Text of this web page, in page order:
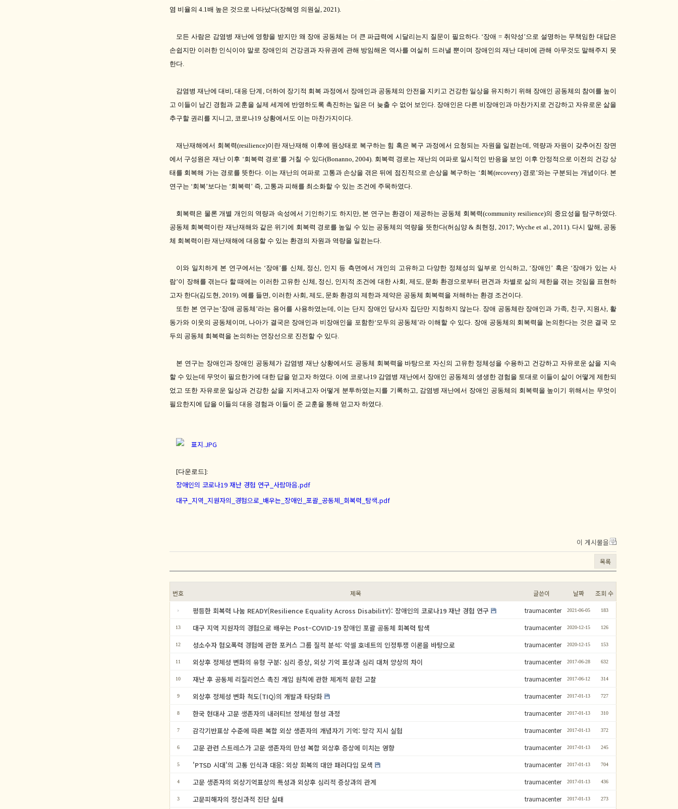
염 비율의 4.1배 높은 것으로 나타났다(장혜영 의원실, 2021).
모든 사람은 감염병 재난에 영향을 받지만 왜 장애 공동체는 더 큰 파급력에 시달리는지 질문이 필요하다. ‘장애= 취약성 ’으로 설명하는 무책임한 대답은
손쉽지만 이러한 인식이야 말로 장애인의 건강권과 자유권에 관해 방임해온 역사를 여실히 드러낼 뿐이며 장애인의 재난 대비에 관해 아무것도 말해주지 못
한다.
감염병 재난에 대비,대응 단계 , 더하여 장기적 회복 과정에서 장애인과 공동체의 안전을 지키고 건강한 일상을 유지하기 위해 장애인 공동체의 참여를 높이
고 이들이 남긴 경험과 교훈을 실제 세계에 반영하도록 촉진하는 일은 더 늦출 수 없어 보인다. 장애인은 다른 비장애인과 마찬가지로 건강하고 자유로운 삶을
추구할 권리를 지니고, 코로나19 상황에서도 이는 마찬가지이다.
재난재해에서 회복력(resilience)이란 재난재해 이후에 원상태로 복구하는 힘 혹은 복구 과정에서 요청되는 자원을 일컫는데, 역량과 자원이 갖추어진 장면
에서 구성원은 재난 이후 ‘회복력 경로’를 거칠 수 있다(Bonanno, 2004). 회복력 경로는 재난의 여파로 일시적인 반응을 보인 이후 안정적으로 이전의 건강 상
태를 회복해 가는 경로를 뜻한다. 이는 재난의 여파로 고통과 손상을 겪은 뒤에 점진적으로 손상을 복구하는 ‘회복(recovery) 경로’와는 구분되는 개념이다. 본
연구는 ‘회복’보다는 ‘회복력 ’ 즉, 고통과 피해를 최소화할 수 있는 조건에 주목하였다.
회복력은 물론 개별 개인의 역량과 속성에서 기인하기도 하지만, 본 연구는 환경이 제공하는 공동체 회복력(community resilience)의 중요성을 탐구하였다.
공동체 회복력이란 재난재해와 같은 위기에 회복력 경로를 높일 수 있는 공동체의 역량을 뜻한다(허심양& 최현정, 2017; Wyche et al., 2011). 다시 말해, 공동
체 회복력이란 재난재해에 대응할 수 있는 환경의 자원과 역량을 일컫는다.
이와 일치하게 본 연구에서는 ‘장애 ’를 신체, 정신, 인지 등 측면에서 개인의 고유하고 다양한 정체성의 일부로 인식하고, ‘장애인 ’ 혹은 ‘장애가 있는 사
람’이 장해를 겪는다 할 때에는 이러한 고유한 신체, 정신, 인지적 조건에 대한 사회, 제도, 문화 환경으로부터 편견과 차별로 삶의 제한을 겪는 것임을 표현하
고자 한다(김도현, 2019). 예를 들면, 이러한 사회, 제도, 문화 환경의 제한과 제약은 공동체 회복력을 저해하는 환경 조건이다.
또한 본 연구는‘장애 공동체 ’라는 용어를 사용하였는데, 이는 단지 장애인 당사자 집단만 지칭하지 않는다. 장애 공동체란 장애인과 가족, 친구, 지원사, 활
동가와 이웃의 공동체이며, 나아가 결국은 장애인과 비장애인을 포함한‘모두의 공동체 ’라 이해할 수 있다. 장애 공동체의 회복력을 논의한다는 것은 결국 모
두의 공동체 회복력을 논의하는 연장선으로 진전할 수 있다.
본 연구는 장애인과 장애인 공동체가 감염병 재난 상황에서도 공동체 회복력을 바탕으로 자신의 고유한 정체성을 수용하고 건강하고 자유로운 삶을 지속
할 수 있는데 무엇이 필요한가에 대한 답을 얻고자 하였다. 이에 코로나19 감염병 재난에서 장애인 공동체의 생생한 경험을 토대로 이들이 삶이 어떻게 제한되
었고 또한 자유로운 일상과 건강한 삶을 지켜내고자 어떻게 분투하였는지를 기록하고, 감염병 재난에서 장애인 공동체의 회복력을 높이기 위해서는 무엇이
필요한지에 답을 이들의 대응 경험과 이들이 준 교훈을 통해 얻고자 하였다.
[다운로드]:
장애인의 코로나19 재난 경험 연구_사람마음.pdf
대구_지역_지원자의_경험으로_배우는_장애인_포괄_공동체_회복력_탐색.pdf
이 게시물을
목록
번호 제목 글쓴이 날짜 조회 수
평등한 회복력 나눔 READY(Resilience Equality Across DisabilitY): 장애인의 코로나19 재난 경험 연구 traumacenter 2021-06-05 183
13 대구 지역 지원자의 경험으로 배우는 Post–COVID-19 장애인 포괄 공동체 회복력 탐색 traumacenter 2020-12-15 126
12 성소수자 혐오폭력 경험에 관한 포커스 그룹 질적 분석: 악셀 호네트의 인정투쟁 이론을 바탕으로 traumacenter 2020-12-15 153
11 외상후 정체성 변화의 유형 구분: 심리 증상, 외상 기억 표상과 심리 대처 양상의 차이 traumacenter 2017-06-28 632
10 재난 후 공동체 리질리언스 촉진 개입 원칙에 관한 체계적 문헌 고찰 traumacenter 2017-06-12 314
9 외상후 정체성 변화 척도(TIQ)의 개발과 타당화 traumacenter 2017-01-13 727
8 한국 현대사 고문 생존자의 내러티브 정체성 형성 과정 traumacenter 2017-01-13 310
7 감각기반표상 수준에 따른 복합 외상 생존자의 개념자기 기억: 망각 지시 실험 traumacenter 2017-01-13 372
6 고문 관련 스트레스가 고문 생존자의 만성 복합 외상후 증상에 미치는 영향 traumacenter 2017-01-13 245
5 'PTSD 시대'의 고통 인식과 대응: 외상 회복의 대안 패러다임 모색 traumacenter 2017-01-13 704
4 고문 생존자의 외상기억표상의 특성과 외상후 심리적 증상과의 관계 traumacenter 2017-01-13 436
3 고문피해자의 정신과적 진단 실태 traumacenter 2017-01-13 273